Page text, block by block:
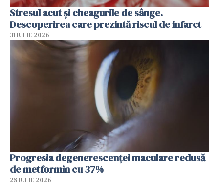
Stresul acut și cheagurile de sânge.
Descoperirea care prezintă riscul de infarct
31 IULIE 2026
Progresia degenerescenței maculare redusă
de metformin cu 37%
28 IULIE 2026